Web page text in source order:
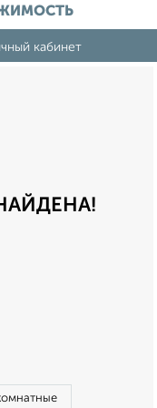
кабинет